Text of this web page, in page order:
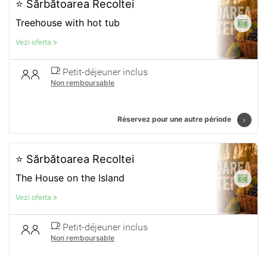
⭐ Sărbătoarea Recoltei
Treehouse with hot tub
Vezi oferta
Petit-déjeuner inclus
Non remboursable
Réservez pour une autre période
⭐ Sărbătoarea Recoltei
The House on the Island
Vezi oferta
Petit-déjeuner inclus
Non remboursable